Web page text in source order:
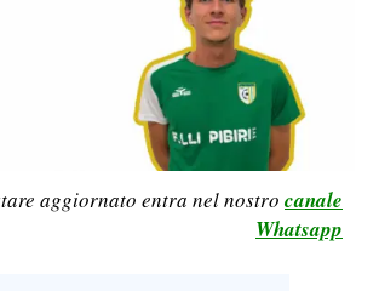
aggiornato entra nel nostro canale
Whatsapp